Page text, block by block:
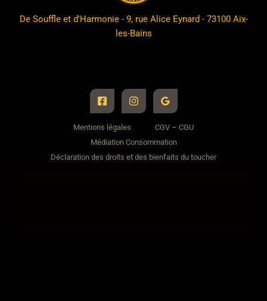
De Souffle et d'Harmonie - 9, rue Alice Eynard - 73100 Aix-
les-Bains
Mentions légales
CGV – CGU
Médiation Consommation
Déclaration des droits et des bienfaits du toucher